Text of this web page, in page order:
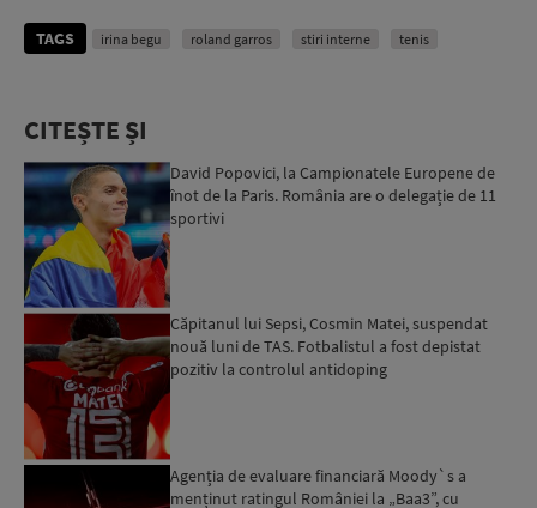
TAGS irina begu roland garros stiri interne tenis
CITEȘTE ȘI
David Popovici, la Campionatele Europene de
înot de la Paris. România are o delegație de 11
sportivi
Căpitanul lui Sepsi, Cosmin Matei, suspendat
nouă luni de TAS. Fotbalistul a fost depistat
pozitiv la controlul antidoping
Agenția de evaluare financiară Moody`s a
menținut ratingul României la „Baa3”, cu